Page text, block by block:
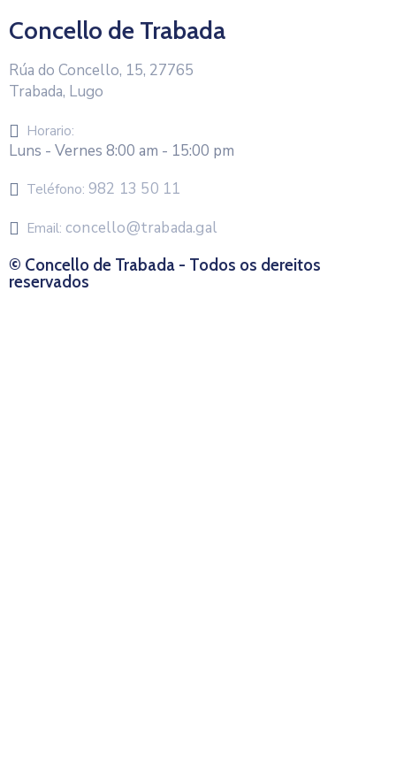
Concello de Trabada
Rúa do Concello, 15, 27765
Trabada, Lugo
Horario:
Luns - Vernes 8:00 am - 15:00 pm
Teléfono: 982 13 50 11
Email: concello@trabada.gal
© Concello de Trabada - Todos os dereitos
reservados